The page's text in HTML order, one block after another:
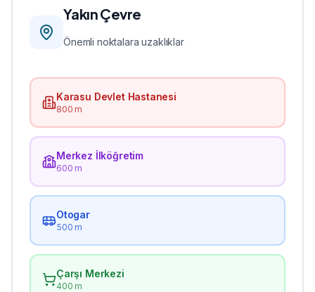
Yakın Çevre
Önemli noktalara uzaklıklar
Karasu Devlet Hastanesi
800 m
Merkez İlköğretim
600 m
Otogar
500 m
Çarşı Merkezi
400 m